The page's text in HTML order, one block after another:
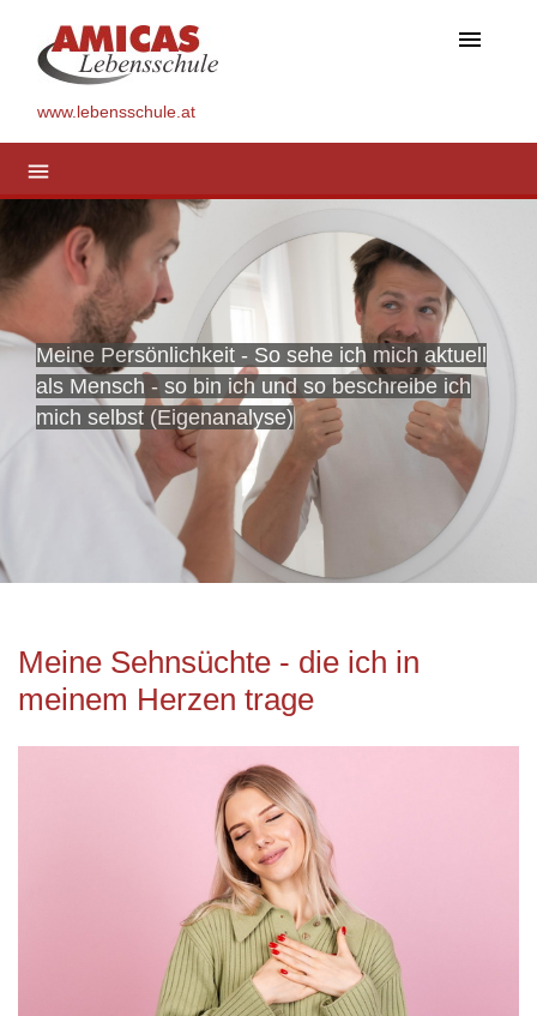
menu
www.lebensschule.at
menu
Meine Persönlichkeit - So sehe ich mich aktuell
als Mensch - so bin ich und so beschreibe ich
mich selbst (Eigenanalyse)
Meine Sehnsüchte - die ich in
meinem Herzen trage